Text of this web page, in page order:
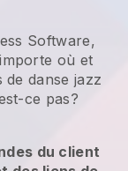
Software,
où et
danse jazz
ce pas?
du client